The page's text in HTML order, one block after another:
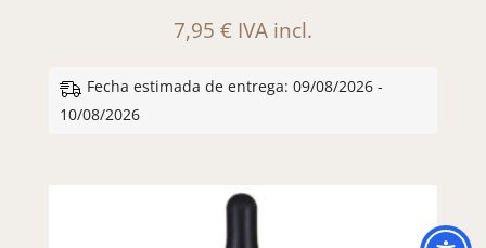
7,95 € IVA incl.
Fecha estimada de entrega: 09/08/2026 -
10/08/2026